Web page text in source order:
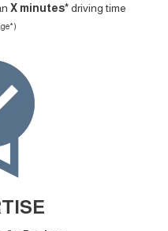
X minutes*driving time
(*on average)